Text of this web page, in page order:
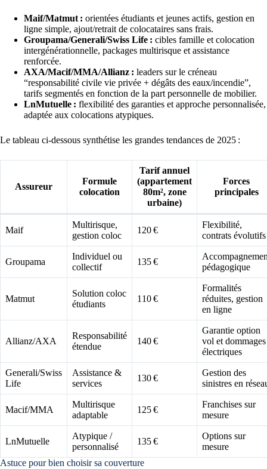
Maif/Matmut : orientées étudiants et jeunes actifs, gestion en
ligne simple, ajout/retrait de colocataires sans frais.
Groupama/Generali/Swiss Life : cibles famille et colocation
intergénérationnelle, packages multirisque et assistance
renforcée.
AXA/Macif/MMA/Allianz : leaders sur le créneau
“responsabilité civile vie privée + dégâts des eaux/incendie”,
tarifs segmentés en fonction de la part personnelle de mobilier.
LnMutuelle : flexibilité des garanties et approche personnalisée,
adaptée aux colocations atypiques.
Le tableau ci-dessous synthétise les grandes tendances de 2025 :
Assureur
Formule
colocation
Tarif annuel
(appartement
80m², zone
urbaine)
Forces
principales
Maif
Multirisque,
gestion coloc
120 €
Flexibilité,
contrats évolutifs
Groupama
Individuel ou
collectif
135 €
pédagogique
Matmut
Solution coloc
étudiants
110 €
Formalités
réduites, gestion
en ligne
Allianz/AXA
Responsabilité
étendue
140 €
Garantie option
vol et dommages
électriques
Generali/Swiss
Life
Assistance &
services
130 €
Gestion des
sinistres en
Macif/MMA
Multirisque
adaptable
125 €
Franchises sur
mesure
LnMutuelle
Atypique /
personnalisé
135 €
Options sur
mesure
Astuce pour bien choisir sa couverture